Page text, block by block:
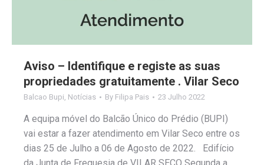
Aviso – Identifique e registe as suas
propriedades gratuitamente . Vilar Seco
Balcao Bupi, Notícias By Filipa Pais 23 Julho 2022
A equipa móvel do Balcão Único do Prédio (BUPI)
vai estar a fazer atendimento em Vilar Seco entre os
dias 25 de Julho a 06 de Agosto de 2022. Edifício